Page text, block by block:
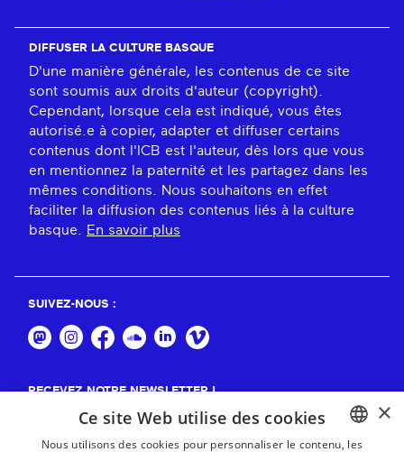
DIFFUSER LA CULTURE BASQUE
D'une manière générale, les contenus de ce site
sont soumis aux droits d'auteur (copyright).
Cependant, lorsque cela est indiqué, vous êtes
autorisé.e à copier, adapter et diffuser certains
contenus dont l'ICB est l'auteur, dès lors que vous
en mentionnez la paternité et les partagez dans les
mêmes conditions. Nous souhaitons en effet
faciliter la diffusion des contenus liés à la culture
basque. En savoir plus
SUIVEZ-NOUS :
RECEVEZ NOTRE NEWSLETTER !
×
Ce site Web utilise des cookies
Nous utilisons des cookies pour personnaliser le contenu, les